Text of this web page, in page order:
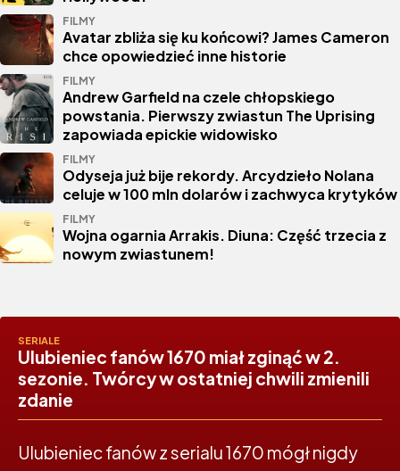
FILMY
Avatar zbliża się ku końcowi? James Cameron
chce opowiedzieć inne historie
FILMY
Andrew Garfield na czele chłopskiego
powstania. Pierwszy zwiastun The Uprising
zapowiada epickie widowisko
FILMY
Odyseja już bije rekordy. Arcydzieło Nolana
celuje w 100 mln dolarów i zachwyca krytyków
FILMY
Wojna ogarnia Arrakis. Diuna: Część trzecia z
nowym zwiastunem!
SERIALE
Ulubieniec fanów 1670 miał zginąć w 2.
sezonie. Twórcy w ostatniej chwili zmienili
zdanie
Ulubieniec fanów z serialu 1670 mógł nigdy